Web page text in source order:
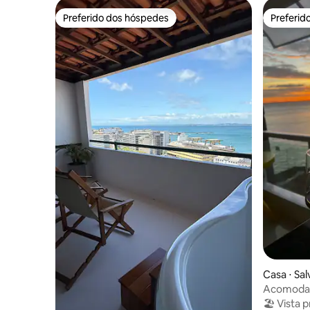
Preferido dos hóspedes
Preferido dos hóspedes
Casa ⋅
unhao
🏖 Vista